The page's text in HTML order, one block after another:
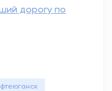
дорогу по